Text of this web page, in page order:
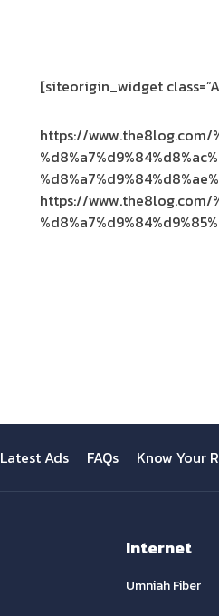
[siteorigin_widget
https://www.the8log.com/
https://www.the8log.com/
Latest Ads FAQs Know Your
Internet
Umniah Fiber